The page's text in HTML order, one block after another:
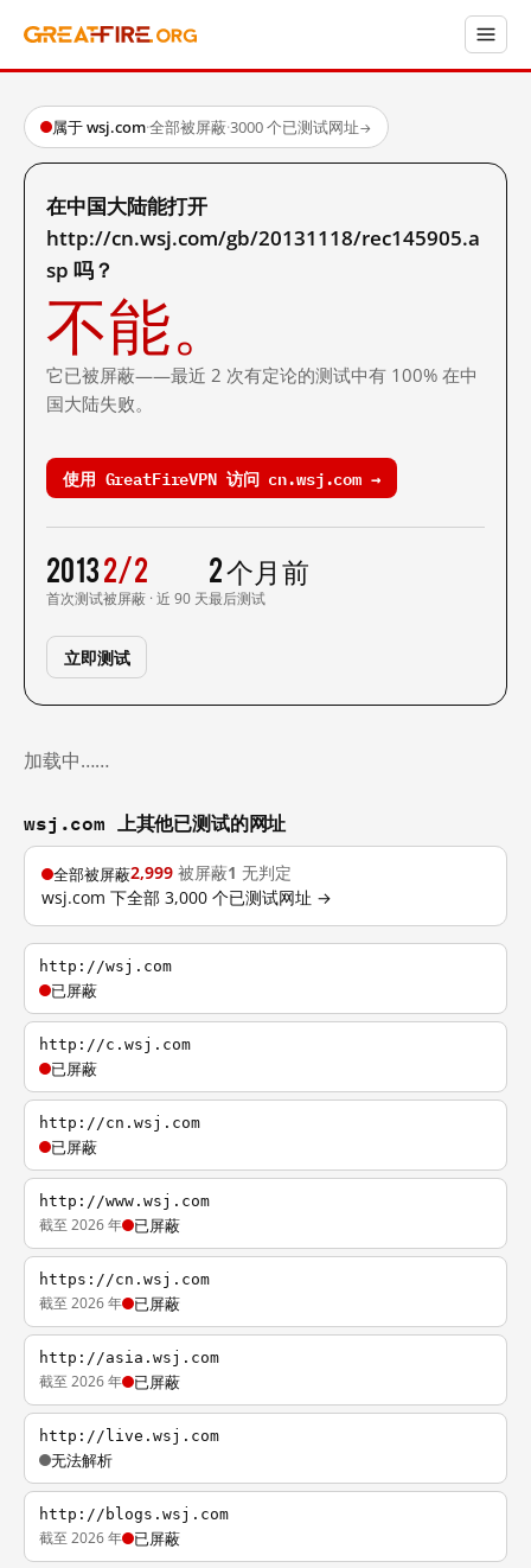
属于 wsj.com·全部被屏蔽·3000 个已测试网址→
在中国大陆能打开
http://cn.wsj.com/gb/20131118/rec145905.a
sp 吗？
不能。
它已被屏蔽——最近 2 次有定论的测试中有 100% 在中
国大陆失败。
使用 GreatFireVPN 访问 cn.wsj.com →
2013
首次测试
2/2
被屏蔽 · 近 90 天
2 个月前
最后测试
立即测试
加载中……
wsj.com 上其他已测试的网址
全部被屏蔽2,999 被屏蔽1 无判定
wsj.com 下全部 3,000 个已测试网址 →
http://wsj.com
已屏蔽
http://c.wsj.com
已屏蔽
http://cn.wsj.com
已屏蔽
http://www.wsj.com
截至 2026 年 已屏蔽
https://cn.wsj.com
截至 2026 年 已屏蔽
http://asia.wsj.com
截至 2026 年 已屏蔽
http://live.wsj.com
无法解析
http://blogs.wsj.com
截至 2026 年 已屏蔽